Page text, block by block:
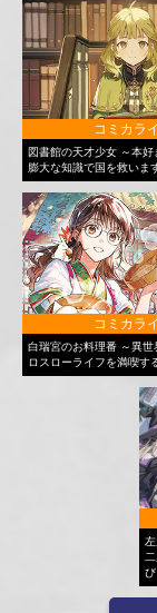
コミカラ
図書館の天才少女 ～本好
膨大な知識で国を救いま
コミカラ
白瑞宮のお料理番 ～異世
ロスローライフを満喫す